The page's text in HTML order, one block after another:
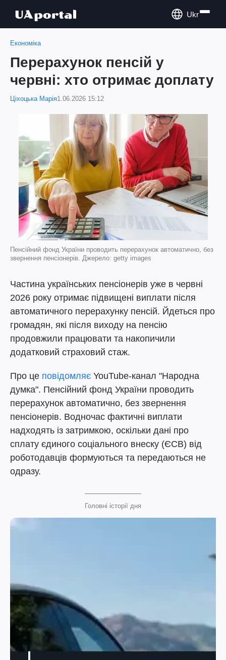
Ukr
Економіка
Перерахунок пенсій у
червні: хто отримає доплату
Ціхоцька Марія1.06.2026 15:12
Пенсійний фонд України проводить перерахунок автоматично, без
звернення пенсіонерів. Джерело: getty images
Частина українських пенсіонерів уже в червні
2026 року отримає підвищені виплати після
автоматичного перерахунку пенсій. Йдеться про
громадян, які після виходу на пенсію
продовжили працювати та накопичили
додатковий страховий стаж.
Про це повідомляє YouTube-канал "Народна
думка". Пенсійний фонд України проводить
перерахунок автоматично, без звернення
пенсіонерів. Водночас фактичні виплати
надходять із затримкою, оскільки дані про
сплату єдиного соціального внеску (ЄСВ) від
роботодавців формуються та передаються не
одразу.
Головні історії дня